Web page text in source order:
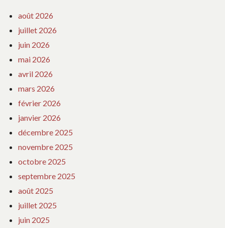
août 2026
juillet 2026
juin 2026
mai 2026
avril 2026
mars 2026
février 2026
janvier 2026
décembre 2025
novembre 2025
octobre 2025
septembre 2025
août 2025
juillet 2025
juin 2025